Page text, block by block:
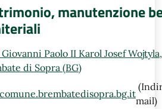
manutenzione
Giovanni Paolo II Karol Josef
di Sopra (BG)
mail)